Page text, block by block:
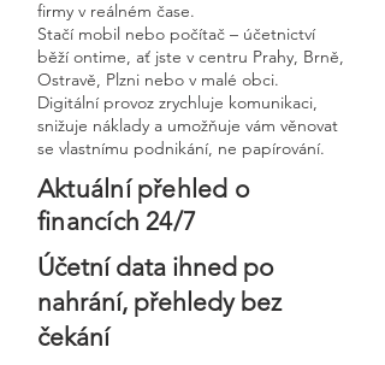
firmy v reálném čase.
Stačí mobil nebo počítač – účetnictví
běží ontime, ať jste v centru Prahy, Brně,
Ostravě, Plzni nebo v malé obci.
Digitální provoz zrychluje komunikaci,
snižuje náklady a umožňuje vám věnovat
se vlastnímu podnikání, ne papírování.
Aktuální přehled o
financích 24/7
Účetní data ihned po
nahrání, přehledy bez
čekání